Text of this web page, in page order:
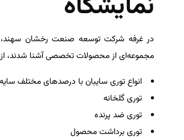
در غرفه شرکت توسعه صنعت رخشان سهند،
مجموعه‌ای از محصولات تخصصی آشنا شدند،
انواع توری سایبان با درصدهای مختلف
توری گلخانه
توری ضد پرنده
توری برداشت محصول